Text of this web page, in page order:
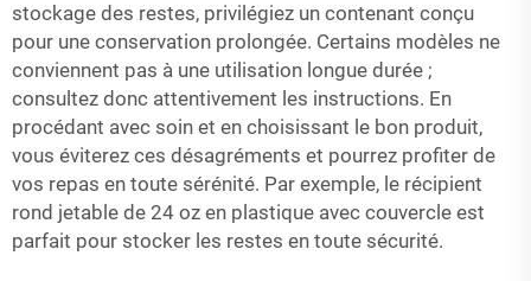
stockage des restes, privilégiez un contenant conçu
pour une conservation prolongée. Certains modèles ne
conviennent pas à une utilisation longue durée ;
consultez donc attentivement les instructions. En
procédant avec soin et en choisissant le bon produit,
vous éviterez ces désagréments et pourrez profiter de
vos repas en toute sérénité. Par exemple, le récipient
rond jetable de 24 oz en plastique avec couvercle est
parfait pour stocker les restes en toute sécurité.